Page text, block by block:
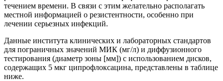
течением времени. В связи с этим желательно располагать
местной информацией о резистентности, особенно при
лечении серьезных инфекций.
Данные института клинических и лабораторных стандартов
для пограничных значений МИК (мг/л) и диффузионного
тестирования (диаметр зоны [мм]) с использованием дисков,
содержащих 5 мкг ципрофлоксацина, представлены в таблице
ниже.